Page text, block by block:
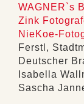
WAGNER`s
Zink
NieKoe-
Ferstl,
Deutscher
Isabella
Sascha